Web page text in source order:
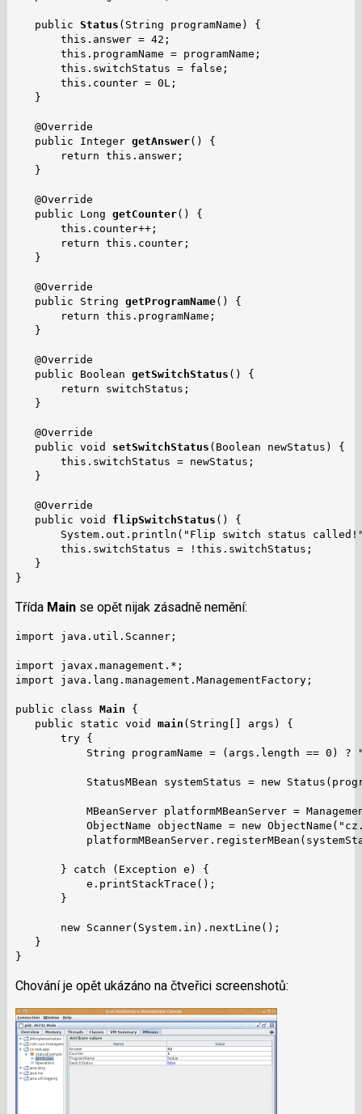
   public
Status (String programName) {
       this.answer = 42;
       this.programName = programName;
       this.switchStatus = false;
       this.counter = 0L;
   }
   @Override
   public Integer
getAnswer() {
       return this.answer;
   }
   @Override
   public Long
getCounter() {
       this.counter++;
       return this.counter;
   }
   @Override
   public String
getProgramName() {
       return this.programName;
   }
   @Override
   public Boolean
getSwitchStatus () {
       return switchStatus;
   }
   @Override
   public void
setSwitchStatus (Boolean newStatus) {
       this.switchStatus = newStatus;
   }
   @Override
   public void
flipSwitchStatus () {
System.out.println("Flip switch status
       this.switchStatus = !this.switchStatus;
   }
}
Třída Mainse opět nijak zásadně nemění:
import java.util.Scanner;
import javax.management.*;
import java.lang.management.ManagementFactory;
public class Main {
   public static void
main (String[] args) {
       try {
String programName = (args.length == 0) ?
StatusMBean systemStatus = new
MBeanServer platformMBeanServer =
ObjectName objectName = new
       } catch (Exception e) {
           e.printStackTrace();
       }
       new Scanner(System.in).nextLine();
   }
}
Chování je opět ukázáno na čtveřici screenshotů: